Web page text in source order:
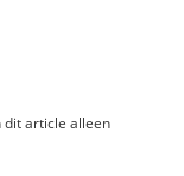
dit article alleen